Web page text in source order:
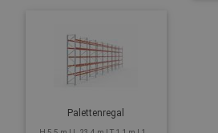
Palettenregal